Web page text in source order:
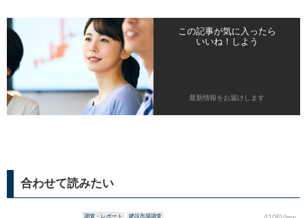
この記事が気に入ったら
いいね！しよう
最新情報をお届けします
合わせて読みたい
調査・レポート 建設市場調査